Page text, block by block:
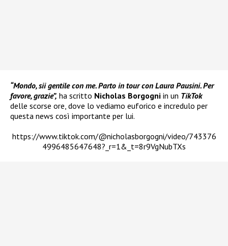
“Mondo, sii gentile con me. Parto in tour con Laura Pausini. Per
favore, grazie”, ha scritto Nicholas Borgogni in un TikTok
delle scorse ore, dove lo vediamo euforico e incredulo per
questa news così importante per lui.
https://www.tiktok.com/@nicholasborgogni/video/743376
4996485647648?_r=1&_t=8r9VgNubTXs